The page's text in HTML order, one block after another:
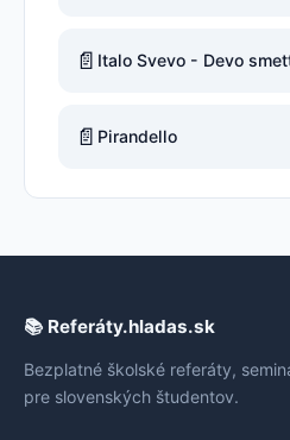
📄 Italo Svevo - Devo
📄 Pirandello
📚 Referáty.hladas.sk
Bezplatné školské referáty,
pre slovenských študentov.